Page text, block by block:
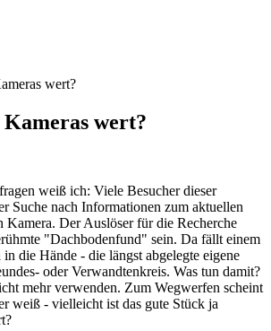
wert?
Kameras wert?
weiß ich: Viele Besucher dieser
Suche nach Informationen zum aktuellen
Kamera. Der Auslöser für die Recherche
"Dachbodenfund" sein. Da fällt einem
die Hände - die längst abgelegte eigene
oder Verwandtenkreis. Was tun damit?
mehr verwenden. Zum Wegwerfen scheint
weiß - vielleicht ist das gute Stück ja